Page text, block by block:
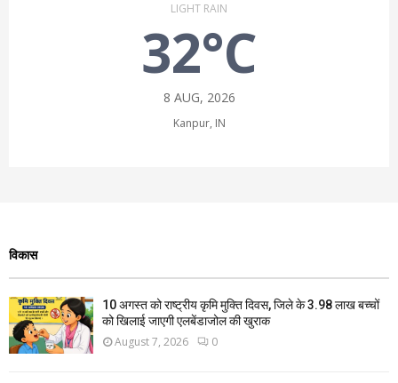
LIGHT RAIN
32°C
8 AUG, 2026
Kanpur, IN
विकास
10 अगस्त को राष्ट्रीय कृमि मुक्ति दिवस, जिले के 3.98 लाख बच्चों
को खिलाई जाएगी एलबेंडाजोल की खुराक
August 7, 2026 0